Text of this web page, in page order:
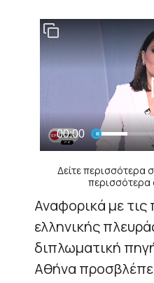
Δείτε περισσότερα
περισσότερα
Αναφορικά με
ελληνικής
διπλωματική
Αθήνα